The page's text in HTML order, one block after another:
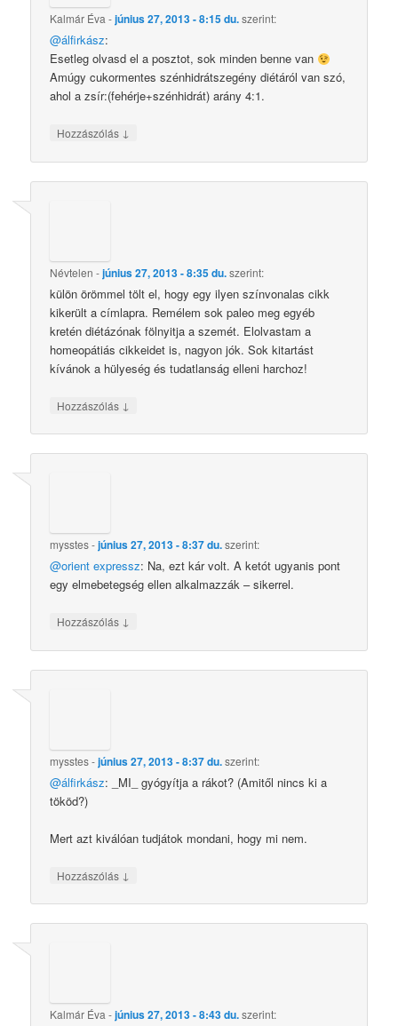
Kalmár Éva -június 27, 2013 - 8:15 du.szerint:
@álfirkász:
Esetleg olvasd el a posztot, sok minden benne van
Amúgy cukormentes szénhidrátszegény diétáról van szó,
ahol a zsír:(fehérje+szénhidrát) arány 4:1.
Hozzászólás ↓
Névtelen -június 27, 2013 - 8:35 du.szerint:
külön örömmel tölt el, hogy egy ilyen színvonalas cikk
kikerült a címlapra. Remélem sok paleo meg egyéb
kretén diétázónak fölnyitja a szemét. Elolvastam a
homeopátiás cikkeidet is, nagyon jók. Sok kitartást
kívánok a hülyeség és tudatlanság elleni harchoz!
Hozzászólás ↓
mysstes-június 27, 2013 - 8:37 du.szerint:
@orient expressz: Na, ezt kár volt. A ketót ugyanis pont
egy elmebetegség ellen alkalmazzák – sikerrel.
Hozzászólás ↓
mysstes-június 27, 2013 - 8:37 du.szerint:
@álfirkász: _MI_ gyógyítja a rákot? (Amitől nincs ki a
tököd?)
Mert azt kiválóan tudjátok mondani, hogy mi nem.
Hozzászólás ↓
Kalmár Éva-június 27, 2013 - 8:43 du.szerint: